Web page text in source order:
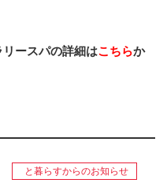
ースパの詳細はこちらか
と暮らすからのお知らせ